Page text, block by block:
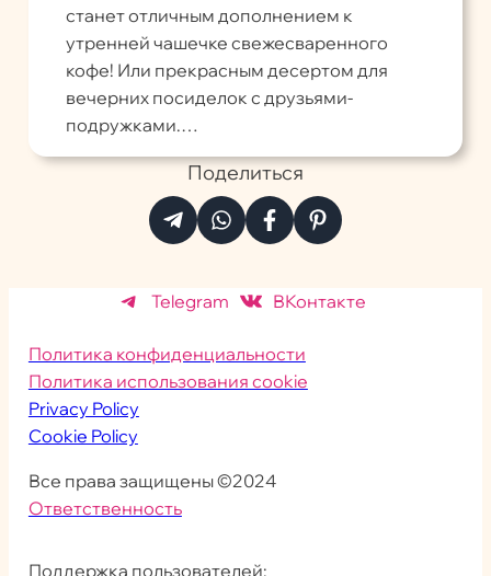
станет отличным дополнением к
утренней чашечке свежесваренного
кофе! Или прекрасным десертом для
вечерних посиделок с друзьями-
подружками.…
Поделиться
Telegram ВКонтакте
Политика конфиденциальности
Политика использования cookie
Privacy Policy
Cookie Policy
Все права защищены ©2024
Ответственность
Поддержка пользователей: